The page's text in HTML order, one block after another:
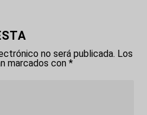
no será publicada. Los
marcados con*